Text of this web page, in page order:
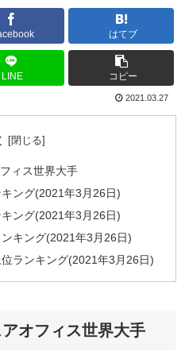
はてブ
LINE コピー
2021.03.27
ィス世界大手
ング(2021年3月26日)
ング(2021年3月26日)
キング(2021年3月26日)
ランキング(2021年3月26日)
オフィス世界大手